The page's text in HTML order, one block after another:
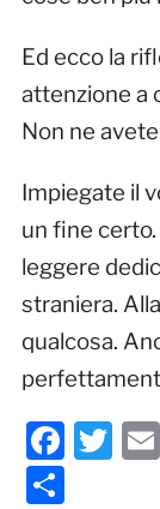
Ed ecco la
attenzione a
Non ne
Impiegate il
un fine
leggere
straniera.
qualcosa.